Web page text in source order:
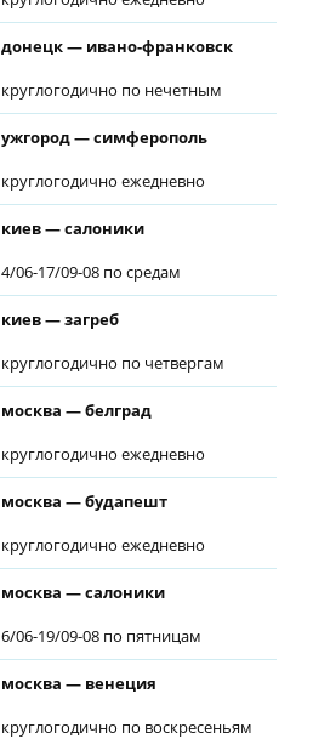
донецк — ивано-франковск
круглогодично по нечетным
ужгород — симферополь
круглогодично ежедневно
киев — салоники
4/06-17/09-08 по средам
киев — загреб
круглогодично по четвергам
москва — белград
круглогодично ежедневно
москва — будапешт
круглогодично ежедневно
москва — салоники
6/06-19/09-08 по пятницам
москва — венеция
круглогодично по воскресеньям